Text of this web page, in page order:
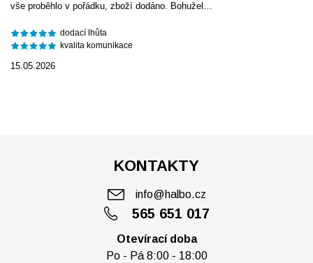
vše proběhlo v pořádku, zboží dodáno. Bohužel…
dodací lhůta
kvalita komunikace
15.05.2026
KONTAKTY
565 651 017
info@halbo.cz
Otevírací doba
Po - Pá 8:00 - 18:00